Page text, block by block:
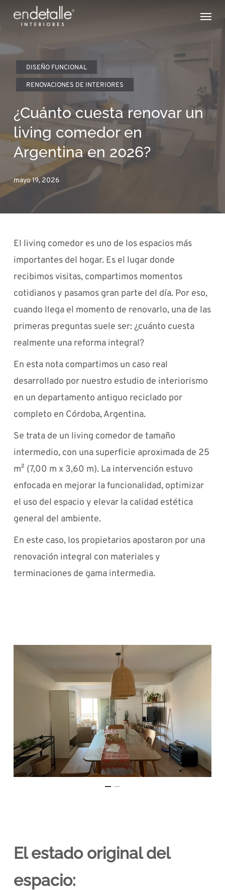
main
content
Menu
DISEÑO FUNCIONAL
RENOVACIONES DE INTERIORES
¿Cuánto cuesta renovar un
living comedor en
Argentina en 2026?
mayo 19, 2026
El living comedor es uno de los espacios más
importantes del hogar. Es el lugar donde
recibimos visitas, compartimos momentos
cotidianos y pasamos gran parte del día. Por eso,
cuando llega el momento de renovarlo, una de las
primeras preguntas suele ser: ¿cuánto cuesta
realmente una reforma integral?
En esta nota compartimos un caso real
desarrollado por nuestro estudio de interiorismo
en un departamento antiguo reciclado por
completo en Córdoba, Argentina.
Se trata de un living comedor de tamaño
intermedio, con una superficie aproximada de 25
m² (7,00 m x 3,60 m). La intervención estuvo
enfocada en mejorar la funcionalidad, optimizar
el uso del espacio y elevar la calidad estética
general del ambiente.
En este caso, los propietarios apostaron por una
renovación integral con materiales y
terminaciones de gama intermedia.
El estado original del
espacio: